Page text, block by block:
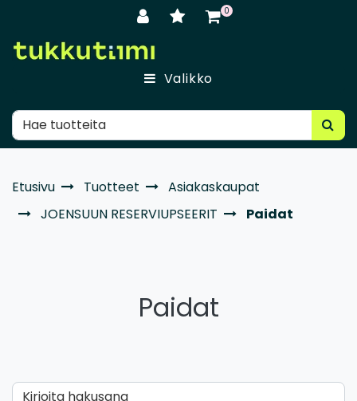
0
Valikko
Etusivu Tuotteet
Asiakaskaupat
JOENSUUN RESERVIUPSEERIT
Paidat
Paidat
Kirjoita hakusana